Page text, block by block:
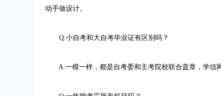
动手做设计。
Q:小自考和大自考毕业证有区别吗？
A:一模一样，都是自考委和主考院校联合盖章，学信